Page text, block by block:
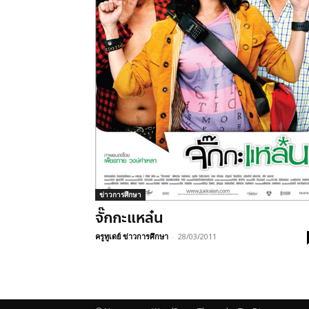
ข่าวการศึกษา
จั๊กกะแหล๋น
ครูทูเดย์ ข่าวการศึกษา - 28/03/2011